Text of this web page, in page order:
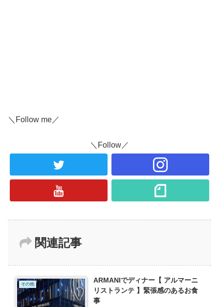
＼Follow me／
＼Follow／
関連記事
その他
ARMANIでディナー【 アルマーニ
リストランテ 】緊張感のあるお食
事